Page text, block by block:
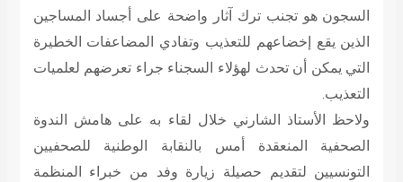
السجون هو تجنب ترك آثار واضحة على أجساد المساجين
الذين يقع إخضاعهم للتعذيب وتفادي المضاعفات الخطيرة
التي يمكن أن تحدث لهؤلاء السجناء جراء تعرضهم لعلميات
التعذيب.
ولاحظ الأستاذ الشارني خلال لقاء به على هامش الندوة
الصحفية المنعقدة أمس بالنقابة الوطنية للصحفيين
التونسيين لتقديم حصيلة زيارة وفد من خبراء المنظمة